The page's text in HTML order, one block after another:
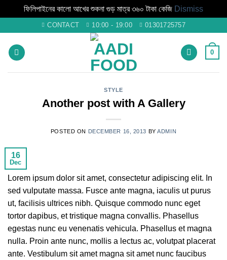
ফিলিপাইনের কালো আখের শুকনা গুড় মাত্র ৩৬০ টাকা কেজি Dismiss
content
CONTACT 10:00 - 19:00 01301725757
0
STYLE
Another post with A Gallery
POSTED ON DECEMBER 16, 2013 BYADMIN
16
Dec
Lorem ipsum dolor sit amet, consectetur adipiscing elit. In
sed vulputate massa. Fusce ante magna, iaculis ut purus
ut, facilisis ultrices nibh. Quisque commodo nunc eget
tortor dapibus, et tristique magna convallis. Phasellus
egestas nunc eu venenatis vehicula. Phasellus et magna
nulla. Proin ante nunc, mollis a lectus ac, volutpat placerat
ante. Vestibulum sit amet magna sit amet nunc faucibus